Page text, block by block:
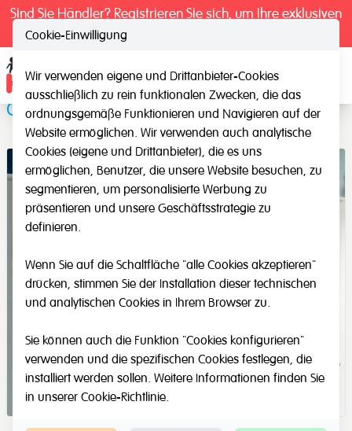
Sind Sie Händler? Registrieren Sie sich, um Ihre exklusiven
Grafik-Bahnen
Cookie-Einwilligung
Wir verwenden eigene und Drittanbieter-Cookies
ausschließlich zu rein funktionalen Zwecken, die das
ordnungsgemäße Funktionieren und Navigieren auf der
Website ermöglichen. Wir verwenden auch analytische
Cookies (eigene und Drittanbieter), die es uns
ermöglichen, Benutzer, die unsere Website besuchen, zu
segmentieren, um personalisierte Werbung zu
präsentieren und unsere Geschäftsstrategie zu
definieren.
Wenn Sie auf die Schaltfläche "alle Cookies akzeptieren"
drücken, stimmen Sie der Installation dieser technischen
und analytischen Cookies in Ihrem Browser zu.
Sie können auch die Funktion "Cookies konfigurieren"
verwenden und die spezifischen Cookies festlegen, die
installiert werden sollen. Weitere Informationen finden Sie
in unserer Cookie-Richtlinie.